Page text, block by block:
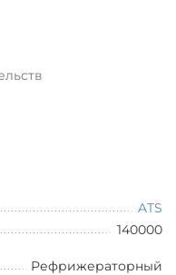
ATS
140000
Рефрижераторный